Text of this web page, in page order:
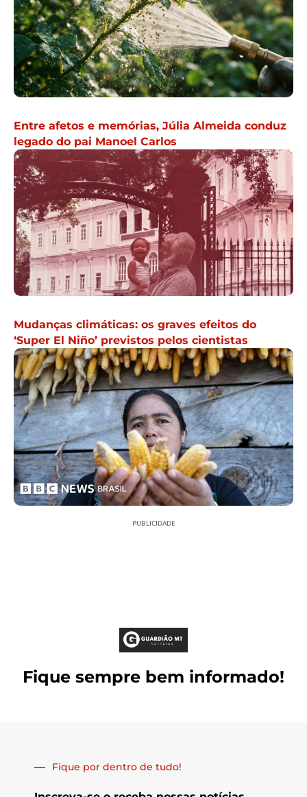
Entre afetos e memórias, Júlia Almeida conduz
legado do pai Manoel Carlos
Mudanças climáticas: os graves efeitos do
‘Super El Niño’ previstos pelos cientistas
PUBLICIDADE
Fique sempre bem informado!
Fique por dentro de tudo!